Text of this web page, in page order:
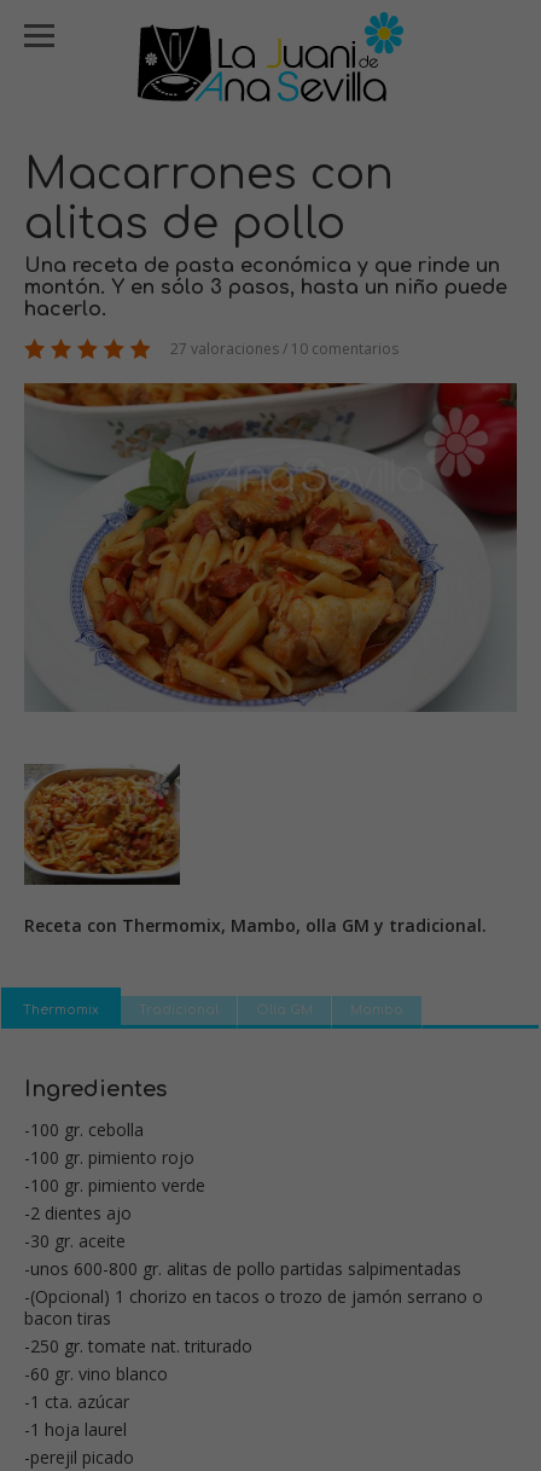
Macarrones con
alitas de pollo
Una receta de pasta económica y que rinde un
montón. Y en sólo 3 pasos, hasta un niño puede
hacerlo.
27 valoraciones / 10 comentarios
Receta con Thermomix, Mambo, olla GM y tradicional.
Thermomix Tradicional Olla GM Mambo
Ingredientes
-100 gr. cebolla
-100 gr. pimiento rojo
-100 gr. pimiento verde
-2 dientes ajo
-30 gr. aceite
-unos 600-800 gr. alitas de pollo partidas salpimentadas
-(Opcional) 1 chorizo en tacos o trozo de jamón serrano o
bacon tiras
-250 gr. tomate nat. triturado
-60 gr. vino blanco
-1 cta. azúcar
-1 hoja laurel
-perejil picado